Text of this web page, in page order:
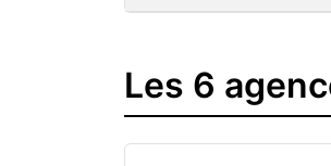
Les 6